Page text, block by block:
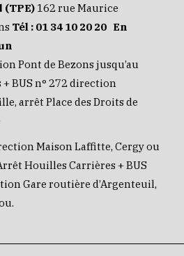
(TPE) 162 rue Maurice
Tél : 01 34 10 20 20 En
Pont de Bezons jusqu’au
BUS n° 272 direction
arrêt Place des Droits de
Maison Laffitte, Cergy ou
Houilles Carrières + BUS
Gare routière d’Argenteuil,